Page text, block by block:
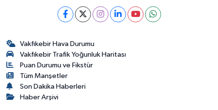
Vakfıkebir Hava Durumu
Vakfıkebir Trafik Yoğunluk Haritası
Puan Durumu ve Fikstür
Tüm Manşetler
Son Dakika Haberleri
Haber Arşivi